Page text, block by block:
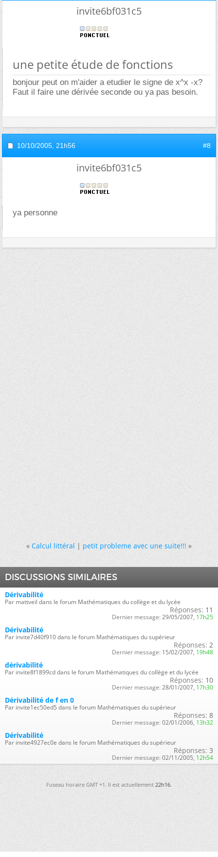
invite6bf031c5
une petite étude de fonctions
bonjour peut on m'aider a etudier le signe de x^x -x?
Faut il faire une dérivée seconde ou ya pas besoin.
10/10/2005, 21h56 #8
invite6bf031c5
ya personne
« Calcul littéral|petit probleme avec une suite!!! »
DISCUSSIONS SIMILAIRES
Dérivabilité
Par mattveil dans le forum Mathématiques du collège et du lycée
Réponses: 11
Dernier message: 29/05/2007, 17h25
Dérivabilité
Par invite7d40f910 dans le forum Mathématiques du supérieur
Réponses: 2
Dernier message: 15/02/2007, 19h48
dérivabilité
Par invite8f1899cd dans le forum Mathématiques du collège et du lycée
Réponses: 10
Dernier message: 28/01/2007, 17h30
Dérivabilité de f en 0
Par invite1ec50ed5 dans le forum Mathématiques du supérieur
Réponses: 8
Dernier message: 02/01/2006, 13h32
Dérivabilité
Par invite4927ec0e dans le forum Mathématiques du supérieur
Réponses: 3
Dernier message: 02/11/2005, 12h54
Fuseau horaire GMT +1. Il est actuellement22h16.